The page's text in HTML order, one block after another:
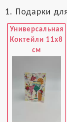
1. Подарки
Универсальная
Коктейли 11x8
см